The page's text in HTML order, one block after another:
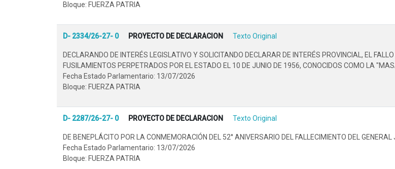
Bloque: FUERZA PATRIA
D- 2334/26-27- 0 PROYECTO DE DECLARACION Texto Original
DECLARANDO DE INTERÉS LEGISLATIVO Y SOLICITANDO DECLARAR DE INTERÉS PROVINCIAL, EL
FUSILAMIENTOS PERPETRADOS POR EL ESTADO EL 10 DE JUNIO DE 1956, CONOCIDOS COMO LA
Fecha Estado Parlamentario: 13/07/2026
Bloque: FUERZA PATRIA
D- 2287/26-27- 0 PROYECTO DE DECLARACION Texto Original
DE BENEPLÁCITO POR LA CONMEMORACIÓN DEL 52° ANIVERSARIO DEL FALLECIMIENTO DEL GENERAL
Fecha Estado Parlamentario: 13/07/2026
Bloque: FUERZA PATRIA